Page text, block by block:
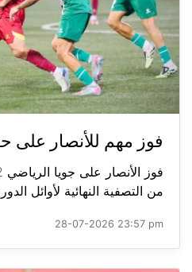
فوز مهم للأنصار على
من التصفية النهائية لأوائل
28-07-2026 23:57 pm